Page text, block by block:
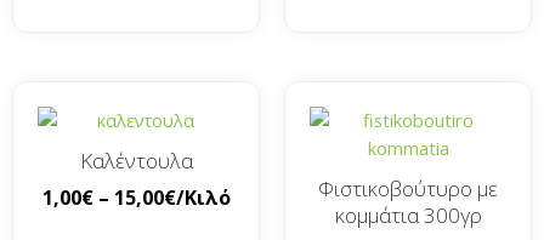
Καλέντουλα
1,00€ – 15,00€/Κιλό
Φιστικοβούτυρο με
κομμάτια 300γρ